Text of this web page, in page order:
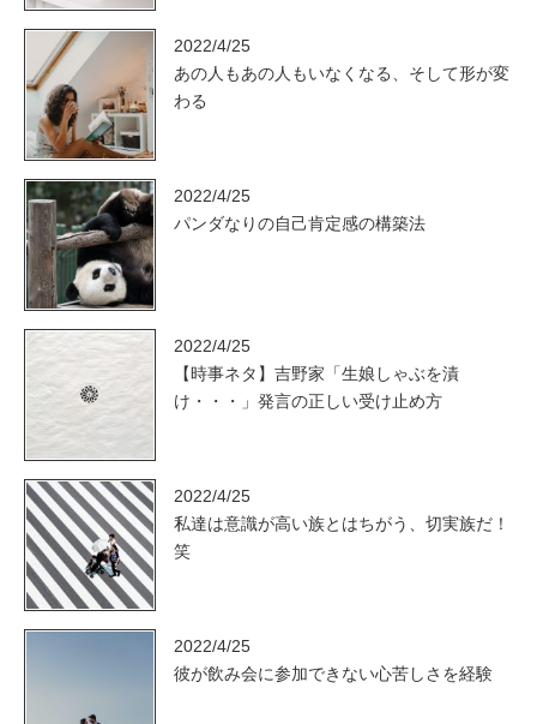
2022/4/25
あの人もあの人もいなくなる、そして形が変
わる
2022/4/25
パンダなりの自己肯定感の構築法
2022/4/25
【時事ネタ】吉野家「生娘しゃぶを漬
け・・・」発言の正しい受け止め方
2022/4/25
私達は意識が高い族とはちがう、切実族だ！
笑
2022/4/25
彼が飲み会に参加できない心苦しさを経験